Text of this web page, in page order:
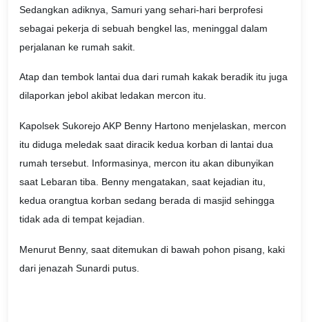
Sedangkan adiknya, Samuri yang sehari-hari berprofesi
sebagai pekerja di sebuah bengkel las, meninggal dalam
perjalanan ke rumah sakit.
Atap dan tembok lantai dua dari rumah kakak beradik itu juga
dilaporkan jebol akibat ledakan mercon itu.
Kapolsek Sukorejo AKP Benny Hartono menjelaskan, mercon
itu diduga meledak saat diracik kedua korban di lantai dua
rumah tersebut. Informasinya, mercon itu akan dibunyikan
saat Lebaran tiba. Benny mengatakan, saat kejadian itu,
kedua orangtua korban sedang berada di masjid sehingga
tidak ada di tempat kejadian.
Menurut Benny, saat ditemukan di bawah pohon pisang, kaki
dari jenazah Sunardi putus.